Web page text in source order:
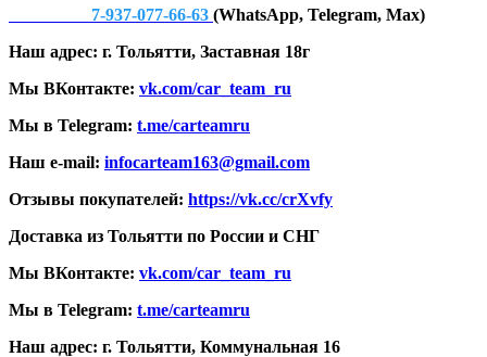
7-937-077-66-63 (WhatsApp, Telegram, Max)
Наш адрес: г. Тольятти, Заставная 18г
Мы ВКонтакте: vk.com/car_team_ru
Мы в Telegram: t.me/carteamru
Наш e-mail: infocarteam163@gmail.com
Отзывы покупателей: https://vk.cc/crXvfy
Доставка из Тольятти по России и СНГ
Мы ВКонтакте: vk.com/car_team_ru
Мы в Telegram: t.me/carteamru
Наш адрес: г. Тольятти, Коммунальная 16